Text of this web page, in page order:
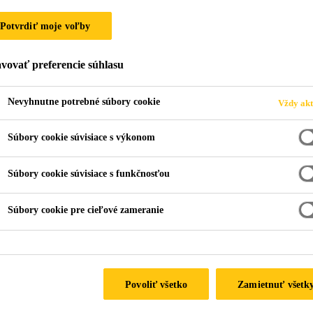
Vzdelávacie centrum Sika
Na tomto mieste nájdete všetky záznamy z našich
by ste si radi prešli kľúčové momenty, záznamy sú vám
Potvrdiť moje voľby
preferencie súhlasu
Nevyhnutne potrebné súbory cookie Vždy
Súbory cookie súvisiace s výkonom
Súbory cookie súvisiace s funkčnosťou
Súbory cookie pre cieľové zameranie
Zamietnuť
Povoliť všetko